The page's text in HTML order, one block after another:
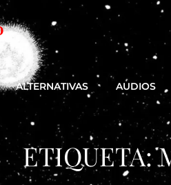
ALTERNATIVAS AUDIOS
ETIQUETA: